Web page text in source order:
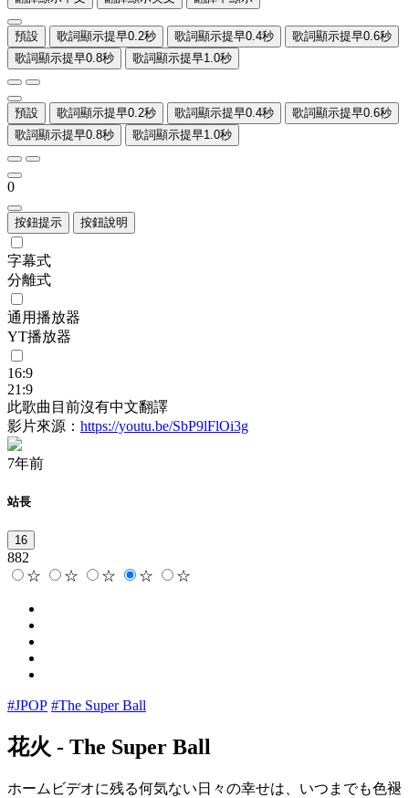
預設 歌詞顯示提早0.2秒 歌詞顯示提早0.4秒
歌詞顯示提早0.6秒
歌詞顯示提早0.8秒
歌詞顯示提早1.0秒
預設 歌詞顯示提早0.2秒 歌詞顯示提早0.4秒
歌詞顯示提早0.6秒
歌詞顯示提早0.8秒
歌詞顯示提早1.0秒
0
按鈕提示 按鈕說明
字幕式
分離式
通用播放器
YT播放器
16:9
21:9
此歌曲目前沒有中文翻譯
影片來源： https://youtu.be/SbP9lFlOi3g
7年前
站長
16
882
☆
☆ ☆ ☆ ☆
#JPOP #The Super Ball
花火 - The Super Ball
ホームビデオに残る何気ない日々の幸せは、いつまでも色褪